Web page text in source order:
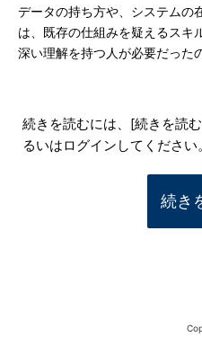
データの持ち方や、システムの
は、既存の仕組みを疑えるスキ
深い理解を持つ人が必要だった
続きを読むには、[続きを読
るいはログインしてください。
続き